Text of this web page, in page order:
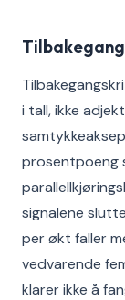
i tall, ikke
prosentpoeng
signalene
per økt faller
vedvarende
klarer ikke å